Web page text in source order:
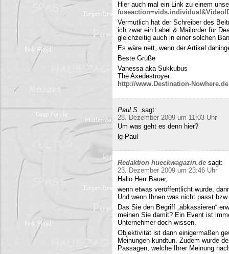
Hier auch mal ein Link zu einem
Vermutlich hat der Schreiber des
ich zwar ein Label & Mailorder für
gleichzeitig auch in einer solchen
Es wäre nett, wenn der Artikel
Beste Grüße
Vanessa aka Sukkubus
The Axedestroyer
http://www.Destination-Nowhere.de
Paul S. sagt:
28. Dezember 2009 um 11:03 Uhr
Um was geht es denn hier?
lg Paul
Redaktion hueckwagazin.de sagt:
23. Dezember 2009 um 23:46 Uhr
Hallo Herr Bauer,
wenn etwas veröffentlicht wurde,
Und wenn Ihnen was nicht passt
Das Sie den Begriff „abkassieren“
meinen Sie damit? Ein Event ist
Unternehmer doch wissen.
Objektivität ist dann einigermaßen
Meinungen kundtun. Zudem wurde
Passagen, welche Ihrer Meinung